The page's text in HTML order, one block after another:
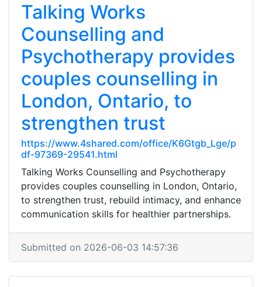
Talking Works
Counselling and
Psychotherapy provides
couples counselling in
London, Ontario, to
strengthen trust
https://www.4shared.com/office/K6Gtgb_Lge/p
df-97369-29541.html
Talking Works Counselling and Psychotherapy
provides couples counselling in London, Ontario,
to strengthen trust, rebuild intimacy, and enhance
communication skills for healthier partnerships.
Submitted on 2026-06-03 14:57:36